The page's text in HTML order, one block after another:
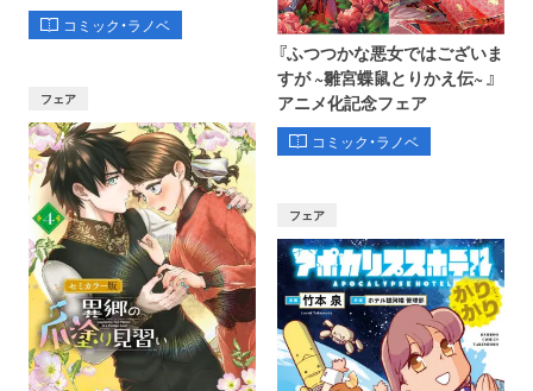
コミック・ラノベ
フェア
『ふつつかな悪女ではございま
すが ~雛宮蝶鼠とりかえ伝~ 』
アニメ化記念フェア
コミック・ラノベ
フェア